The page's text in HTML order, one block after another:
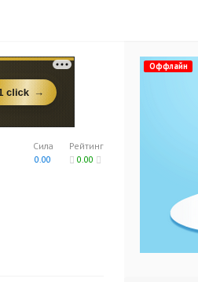
Рейтинг
0.00
Сила
0.00
Оффлайн